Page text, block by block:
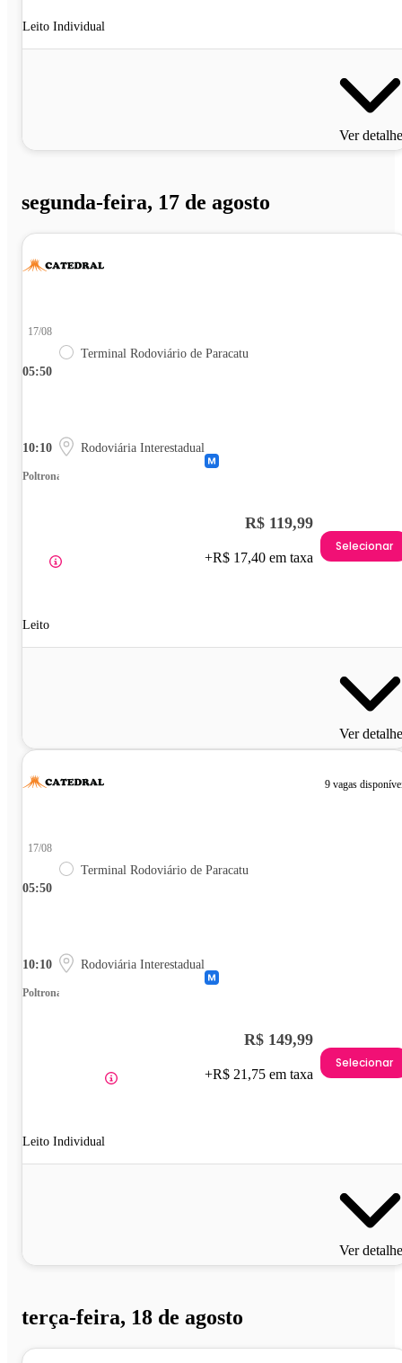
Leito Individual
Ver
segunda-feira, 17 de agosto
05:50
17/08
Terminal Rodoviário de Paracatu
10:10 Rodoviária Interestadual
Poltrona
Leito
R$ 119,99
+R$ 17,40 em taxa
Selecionar
Ver
9 vagas
05:50
17/08
Terminal Rodoviário de Paracatu
10:10 Rodoviária Interestadual
Poltrona
Leito Individual
R$ 149,99
+R$ 21,75 em taxa
Selecionar
Ver
terça-feira, 18 de agosto